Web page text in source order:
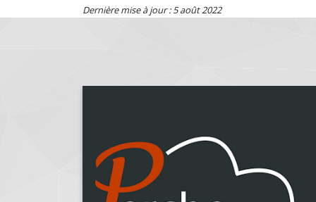
Dernière mise à jour : 5 août 2022